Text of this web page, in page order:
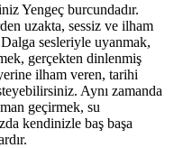
Yengeç burcundadır.
uzakta, sessiz ve ilham
sesleriyle uyanmak,
gerçekten dinlenmiş
ilham veren, tarihi
Aynı zamanda
geçirmek, su
kendinizle baş başa